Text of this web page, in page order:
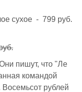
сухое - 799 руб.
пишут, что "Ле
командой
рублей